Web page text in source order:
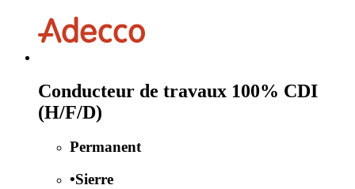
Conducteur de travaux 100% CDI
(H/F/D)
Permanent
•Sierre